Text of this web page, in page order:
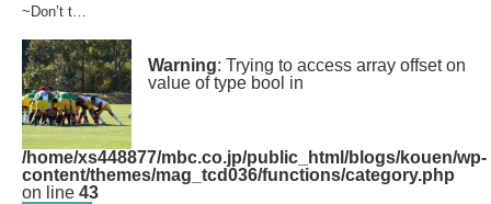
~Don’t t…
Warning: Trying to access array offset on
value of type bool in
/home/xs448877/mbc.co.jp/public_html/blogs/kouen/wp-
content/themes/mag_tcd036/functions/category.php
on line 43